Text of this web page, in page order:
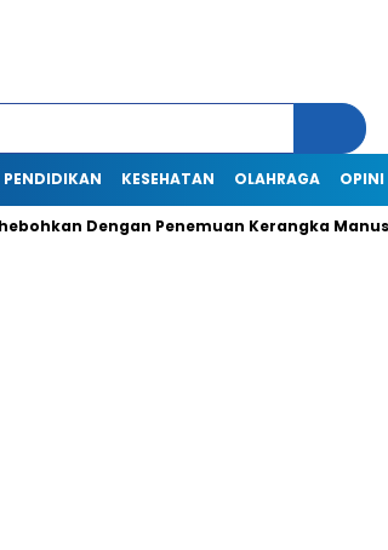
PENDIDIKAN KESEHATAN OLAHRAGA OPINI
Dengan Penemuan Kerangka Manusia